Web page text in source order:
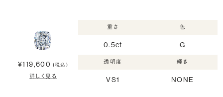
¥119,600 (税込)
詳しく見る
重さ
0.5ct
色
G
透明度
VS1
輝き
NONE